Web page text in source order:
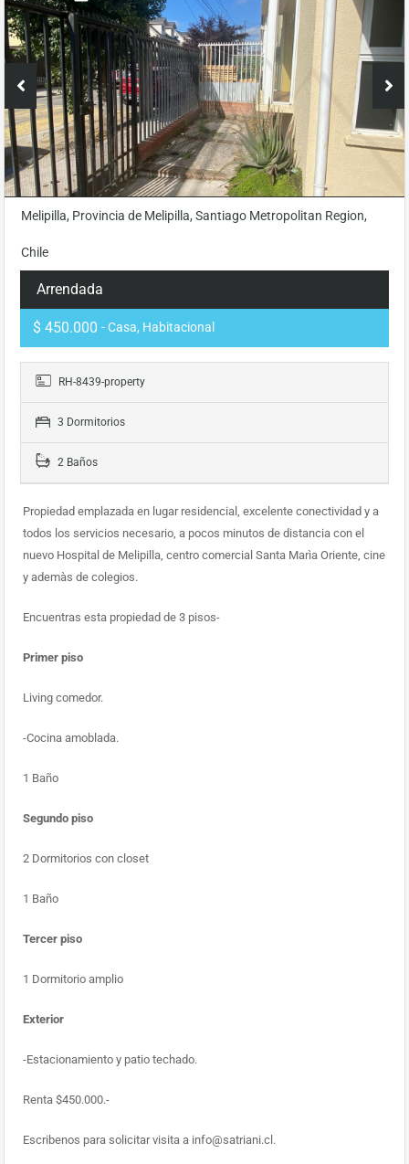
Melipilla, Provincia de Melipilla, Santiago Metropolitan Region,
Chile
Arrendada
$ 450.000 - Casa, Habitacional
RH-8439-property
3 Dormitorios
2 Baños
Propiedad emplazada en lugar residencial, excelente conectividad y a
todos los servicios necesario, a pocos minutos de distancia con el
nuevo Hospital de Melipilla, centro comercial Santa Marìa Oriente, cine
y ademàs de colegios.
Encuentras esta propiedad de 3 pisos-
Primer piso
Living comedor.
-Cocina amoblada.
1 Baño
Segundo piso
2 Dormitorios con closet
1 Baño
Tercer piso
1 Dormitorio amplio
Exterior
-Estacionamiento y patio techado.
Renta $450.000.-
Escribenos para solicitar visita a info@satriani.cl.